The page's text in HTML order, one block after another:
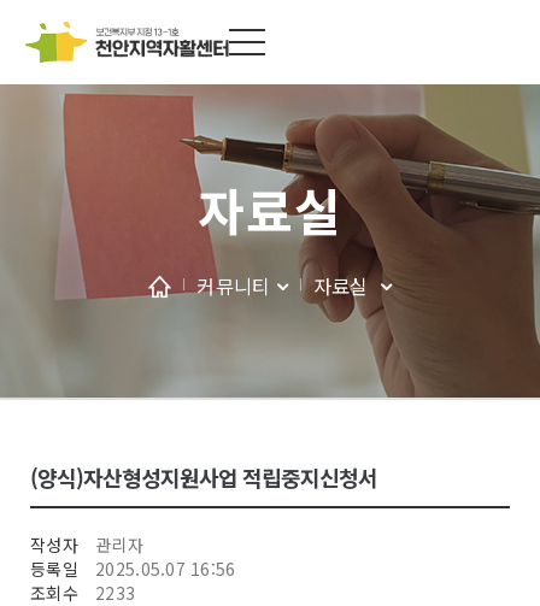
자료실
커뮤니티 자료실
(양식)자산형성지원사업 적립중지신청서
작성자
관리자
등록일
2025.05.07 16:56
조회수
2233